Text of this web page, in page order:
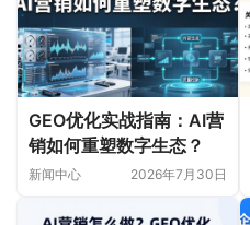
GEO优化实战指南：AI营
销如何重塑数字生态？
新闻中心 2026年7月30日